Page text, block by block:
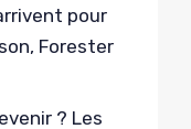
pour
Forester
? Les